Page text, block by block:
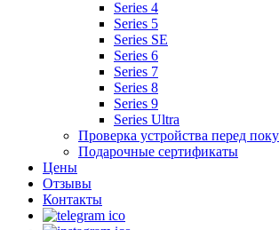
Series 4
Series 5
Series SE
Series 6
Series 7
Series 8
Series 9
Series Ultra
Проверка устройства перед
Подарочные сертификаты
Цены
Отзывы
Контакты